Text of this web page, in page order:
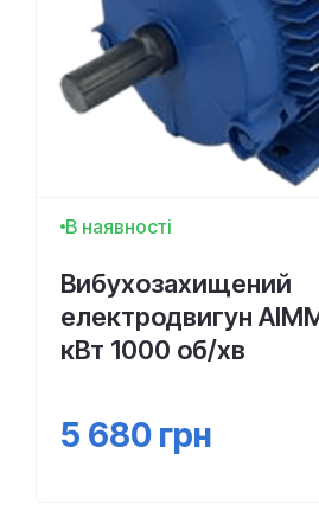
В наявності
Вибухозахищений
електродвигун
кВт 1000 об/хв
5 680 грн